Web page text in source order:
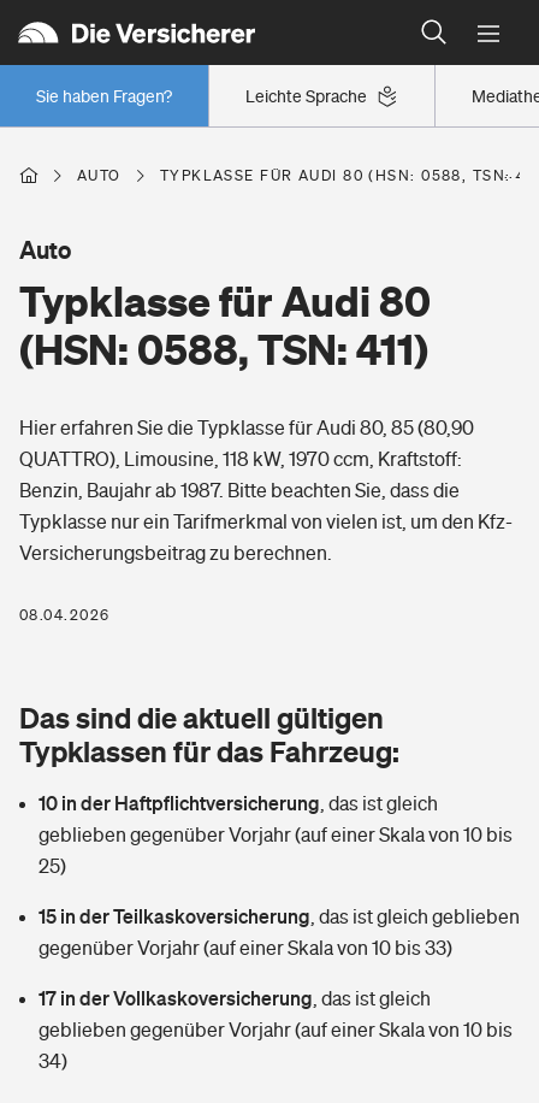
Leichte Sprache
Sie haben Fragen?
Wer versichert was: Jetzt Versicherer finden
Regionalklassen: So ist Ihre Region eingestuft
Wer versichert was: Jetzt Versicherer finden
Berufsunfähigkeitsversicherung
Erwerbsunfähigkeitsversicherung
Grundfähigkeitsversicherung
Arbeitsrechtsschutz
Berufshaftpflichtversicherung
Zur Übersicht
Tools
Wer versichert was: Jetzt Versicherer finden
Sie haben Fragen?
Wohnen
Elementarversicherung
Glasversicherung
Mietkautionsversicherung
Restkreditversicherung
Tools
Freizeit
Pri­vate Haft­pflicht­
Kinderunfall­ver­si­che­rung
Kinderinvalidität
Hundehalter-Haftpflicht
Handyversicherung
Gesundheit
Private Krankenversicherung
Dread-Disease-Versicherung
Tierkrankenversicherung
Zur Übersicht
Tools
Wer versichert was: Jetzt Versicherer finden
AUTO TYPKLASSE FÜR AUDI 80 (HSN: 0588, TSN:
Typklasse für Audi 80
(HSN: 0588, TSN: 411)
Auto
Hier erfahren Sie die Typklasse für Audi 80, 85 (80,90
QUATTRO), Limousine, 118 kW, 1970 ccm, Kraftstoff:
Benzin, Baujahr ab 1987. Bitte beachten Sie, dass die
Typklasse nur ein Tarifmerkmal von vielen ist, um den Kfz-
Versicherungsbeitrag zu berechnen.
08.04.2026
Das sind die aktuell gültigen
Typklassen für das Fahrzeug:
10 in der Haftpflichtversicherung das ist gleich
geblieben gegenüber Vorjahr (auf einer Skala von 10 bis
25)
15 in der Teilkaskoversicherung das ist gleich geblieben
gegenüber Vorjahr (auf einer Skala von 10 bis 33)
17 in der Vollkaskoversicherung das ist gleich
geblieben gegenüber Vorjahr (auf einer Skala von 10 bis
34)